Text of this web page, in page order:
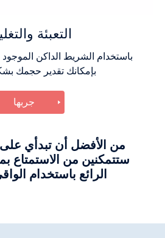
التعبئة
باستخدام الشريط الداكن الموجود
بإمكانك تقدير حجمك
جربها
من الأفضل أن تبدأي على
ستتمكنين من الاستمتاع
الرائع باستخدام